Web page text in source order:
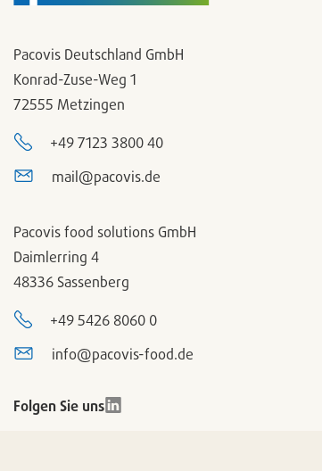
Pacovis Deutschland GmbH
Konrad-Zuse-Weg 1
72555 Metzingen
+49 7123 3800 40
mail@pacovis.de
Pacovis food solutions GmbH
Daimlerring 4
48336 Sassenberg
+49 5426 8060 0
info@pacovis-food.de
Folgen Sie uns